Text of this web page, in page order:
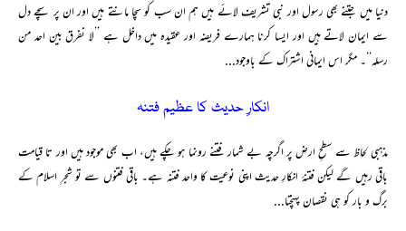
دنیا میں جتنے بھی رسول اور نبی تشریف لائے ہیں ہم ان سب کو سچا مانتے ہیں اور ان پر سچے دل
سے ایمان لاتے ہیں اور ایسا کرنا ہمارے فریضہ اور عقیدہ میں داخل ہے ’’لا نفرق بین احد من
رسلہ‘‘۔ مگر اس ایمانی اشتراک کے باوجود...
انکارِ حدیث کا عظیم فتنہ
مذہبی لحاظ سے سطحِ ارض پر اگرچہ بے شمار فتنے رونما ہو چکے ہیں، اب بھی موجود ہیں اور تا قیامت
باقی رہیں گے لیکن فتنۂ انکارِ حدیث اپنی نوعیت کا واحد فتنہ ہے۔ باقی فتنوں سے تو شجرِ اسلام کے
برگ و بار کو ہی نقصان پہنچتا...